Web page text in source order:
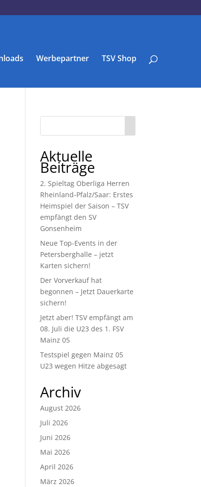
Werbepartner TSV Shop
Aktuelle
Beiträge
2. Spieltag Oberliga Herren
Rheinland-Pfalz/Saar: Erstes
Heimspiel der Saison – TSV
empfängt den SV
Gonsenheim
Neue Top-Events in der
Petersberghalle – jetzt
Karten sichern!
Der Vorverkauf hat
begonnen – Jetzt Dauerkarte
sichern!
Jetzt aber! TSV empfängt am
08. Juli die U23 des 1. FSV
Mainz 05
Testspiel gegen Mainz 05
U23 wegen Hitze abgesagt
Archiv
August 2026
Juli 2026
Juni 2026
Mai 2026
April 2026
März 2026